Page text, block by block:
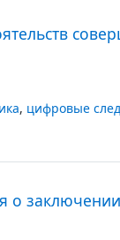
, цифровые
о заключении